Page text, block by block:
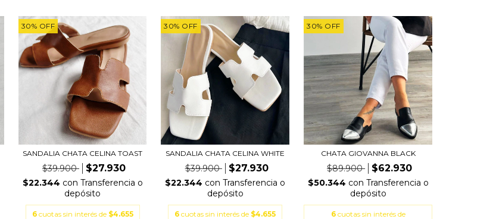
30% OFF
SANDALIA CHATA CELINA TOAST
$39.900 $27.930
$22.344 con Transferencia o
depósito
6 cuotas sin interés de $4.655
30% OFF
SANDALIA CHATA CELINA WHITE
$39.900 $27.930
$22.344 con Transferencia o
depósito
6 cuotas sin interés de $4.655
30% OFF
CHATA GIOVANNA BLACK
$89.900 $62.930
$50.344 con Transferencia o
depósito
6 cuotas sin interés de